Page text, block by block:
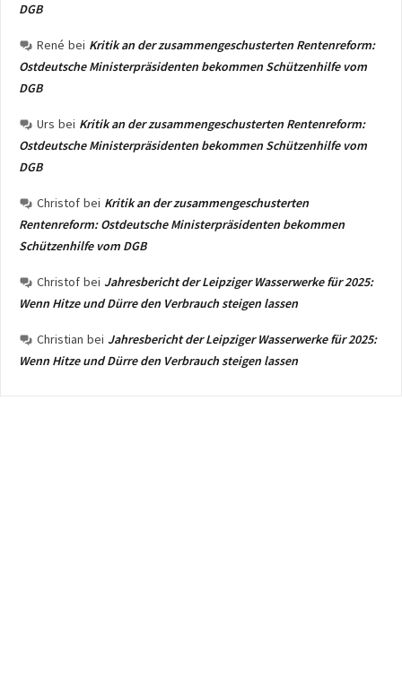
DGB
René bei Kritik an der zusammengeschusterten Rentenreform:
Ostdeutsche Ministerpräsidenten bekommen Schützenhilfe vom
DGB
Urs bei Kritik an der zusammengeschusterten Rentenreform:
Ostdeutsche Ministerpräsidenten bekommen Schützenhilfe vom
DGB
Christof bei Kritik an der zusammengeschusterten
Rentenreform: Ostdeutsche Ministerpräsidenten bekommen
Schützenhilfe vom DGB
Christof bei Jahresbericht der Leipziger Wasserwerke für 2025:
Wenn Hitze und Dürre den Verbrauch steigen lassen
Christian bei Jahresbericht der Leipziger Wasserwerke für 2025:
Wenn Hitze und Dürre den Verbrauch steigen lassen